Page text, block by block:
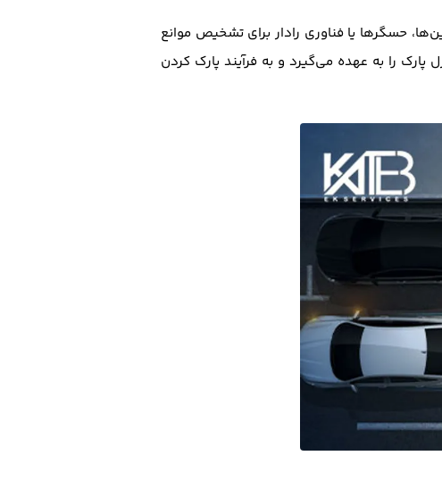
حسگرها یا فناوری رادار برای تشخیص موانع
را به عهده می‌گیرد و به فرآیند پارک کردن